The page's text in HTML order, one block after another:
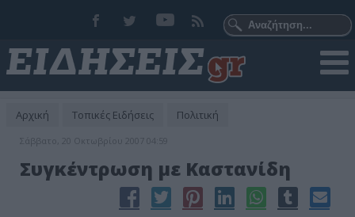
Αρχική Τοπικές Ειδήσεις Πολιτική
Σάββατο, 20 Οκτωβρίου 2007 04:59
Συγκέντρωση με Καστανίδη